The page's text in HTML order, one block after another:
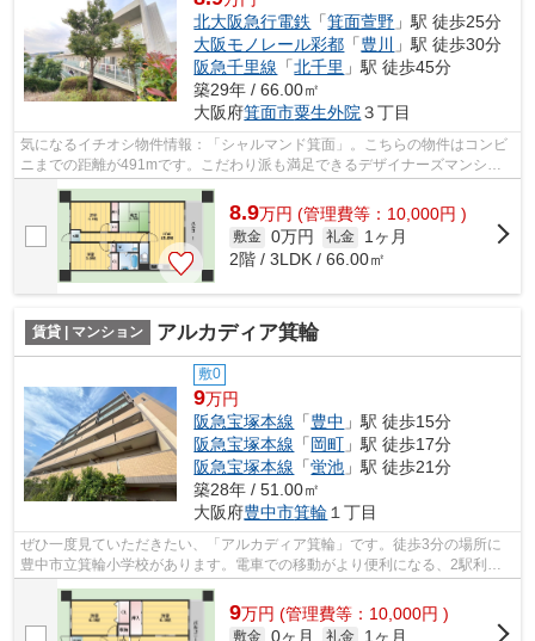
北大阪急行電鉄 「箕面萱野 」駅 徒歩25分
大阪モノレール彩都 「豊川
」駅 徒歩30分
阪急千里線 「北千里 」駅 徒歩45分
築29年 / 66.00㎡
大阪府箕面市粟生外院 ３丁目
気になるイチオシ物件情報：「シャルマンド箕面」。こちらの物件はコンビ
ニまでの距離が491mです。こだわり派も満足できるデザイナーズマンショ
ンです。眺望良好なマンションです。当...
8.9万円 (管理費等：10,000円 )
敷金 0万円 礼金
1ヶ月
2階 / 3LDK / 66.00㎡
賃貸 | マンション アルカディア箕輪
敷0
9万円
阪急宝塚本線 「豊中 」駅 徒歩15分
阪急宝塚本線 「岡町 」駅 徒歩17分
阪急宝塚本線 「蛍池 」駅 徒歩21分
築28年 / 51.00㎡
大阪府豊中市箕輪 １丁目
ぜひ一度見ていただきたい、「アルカディア箕輪」です。徒歩3分の場所に
豊中市立箕輪小学校があります。電車での移動がより便利になる、2駅利用
可能な物件です。上の階がない物件です...
9万円 (管理費等：10,000円 )
敷金 0ヶ月 礼金
1ヶ月